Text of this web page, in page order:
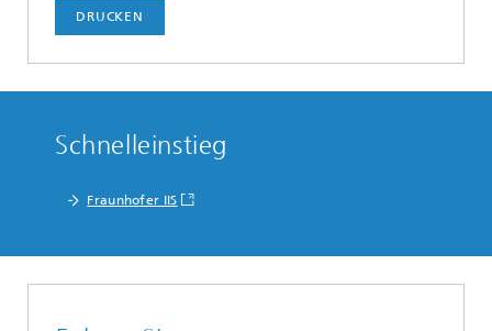
DRUCKEN
Schnelleinstieg
Fraunhofer IIS